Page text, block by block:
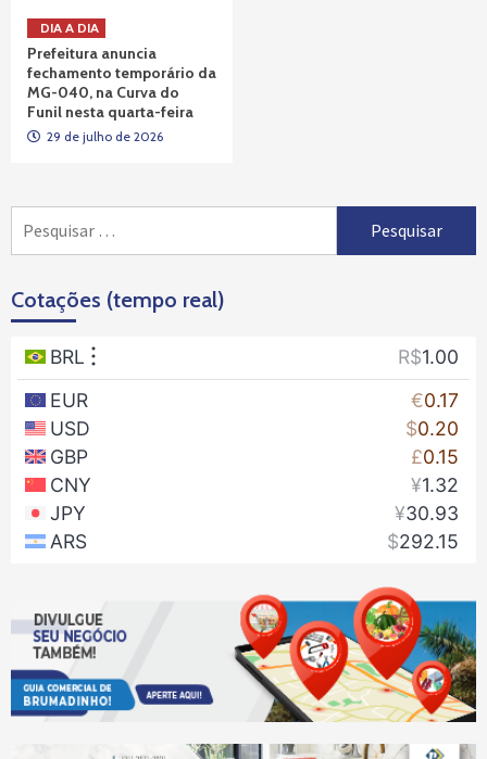
DIA A DIA
Prefeitura anuncia
fechamento temporário da
MG-040, na Curva do
Funil nesta quarta-feira
29 de julho de 2026
por:
Cotações (tempo real)